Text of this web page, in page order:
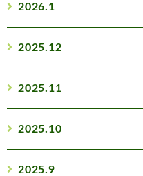
2026.1
2025.12
2025.11
2025.10
2025.9